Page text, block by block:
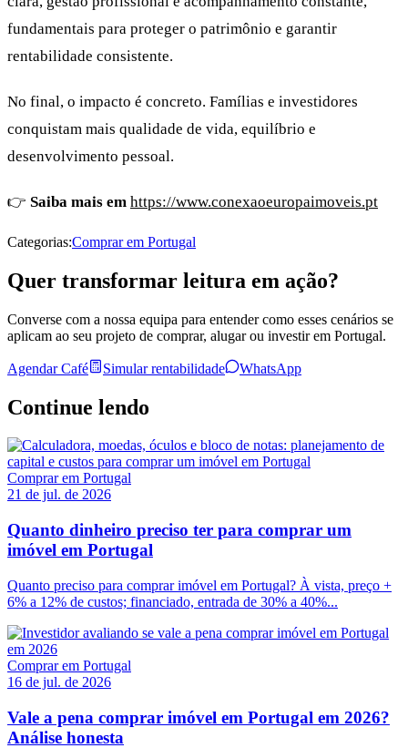
fundamentais para proteger o patrimônio e garantir
rentabilidade consistente.
No final, o impacto é concreto. Famílias e investidores
conquistam mais qualidade de vida, equilíbrio e
desenvolvimento pessoal.
👉 Saiba mais em https://www.conexaoeuropaimoveis.pt
Categorias:Comprar em Portugal
Quer transformar leitura em ação?
Converse com a nossa equipa para entender como esses cenários se
aplicam ao seu projeto de comprar, alugar ou investir em Portugal.
Agendar Café Simular rentabilidade WhatsApp
Continue lendo
Comprar em Portugal
21 de jul. de 2026
Quanto dinheiro preciso ter para comprar um
imóvel em Portugal
Quanto preciso para comprar imóvel em Portugal? À vista, preço +
6% a 12% de custos; financiado, entrada de 30% a 40%...
Comprar em Portugal
16 de jul. de 2026
Vale a pena comprar imóvel em Portugal em 2026?
Análise honesta